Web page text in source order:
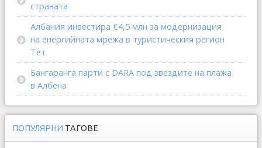
страната
Албания инвестира €4,5 млн за модернизация
на енергийната мрежа в туристическия регион
Тет
Бангаранга парти с DARA под звездите на плажа
в Албена
ПОПУЛЯРНИ ТАГОВЕ